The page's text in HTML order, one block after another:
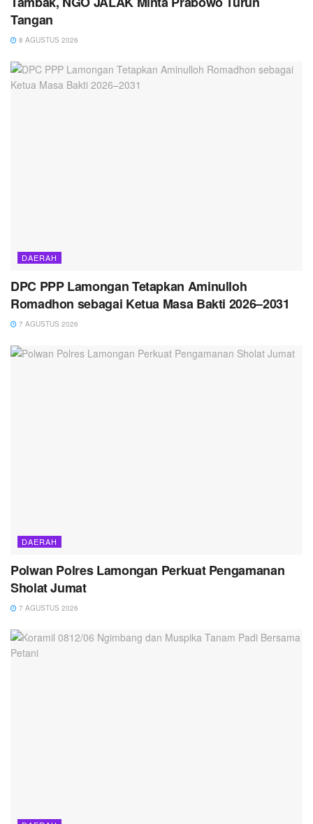
Tangan
8 AGUSTUS 2026
DAERAH
DPC PPP Lamongan Tetapkan Aminulloh
Romadhon sebagai Ketua Masa Bakti 2026–2031
7 AGUSTUS 2026
DAERAH
Polwan Polres Lamongan Perkuat Pengamanan
Sholat Jumat
7 AGUSTUS 2026